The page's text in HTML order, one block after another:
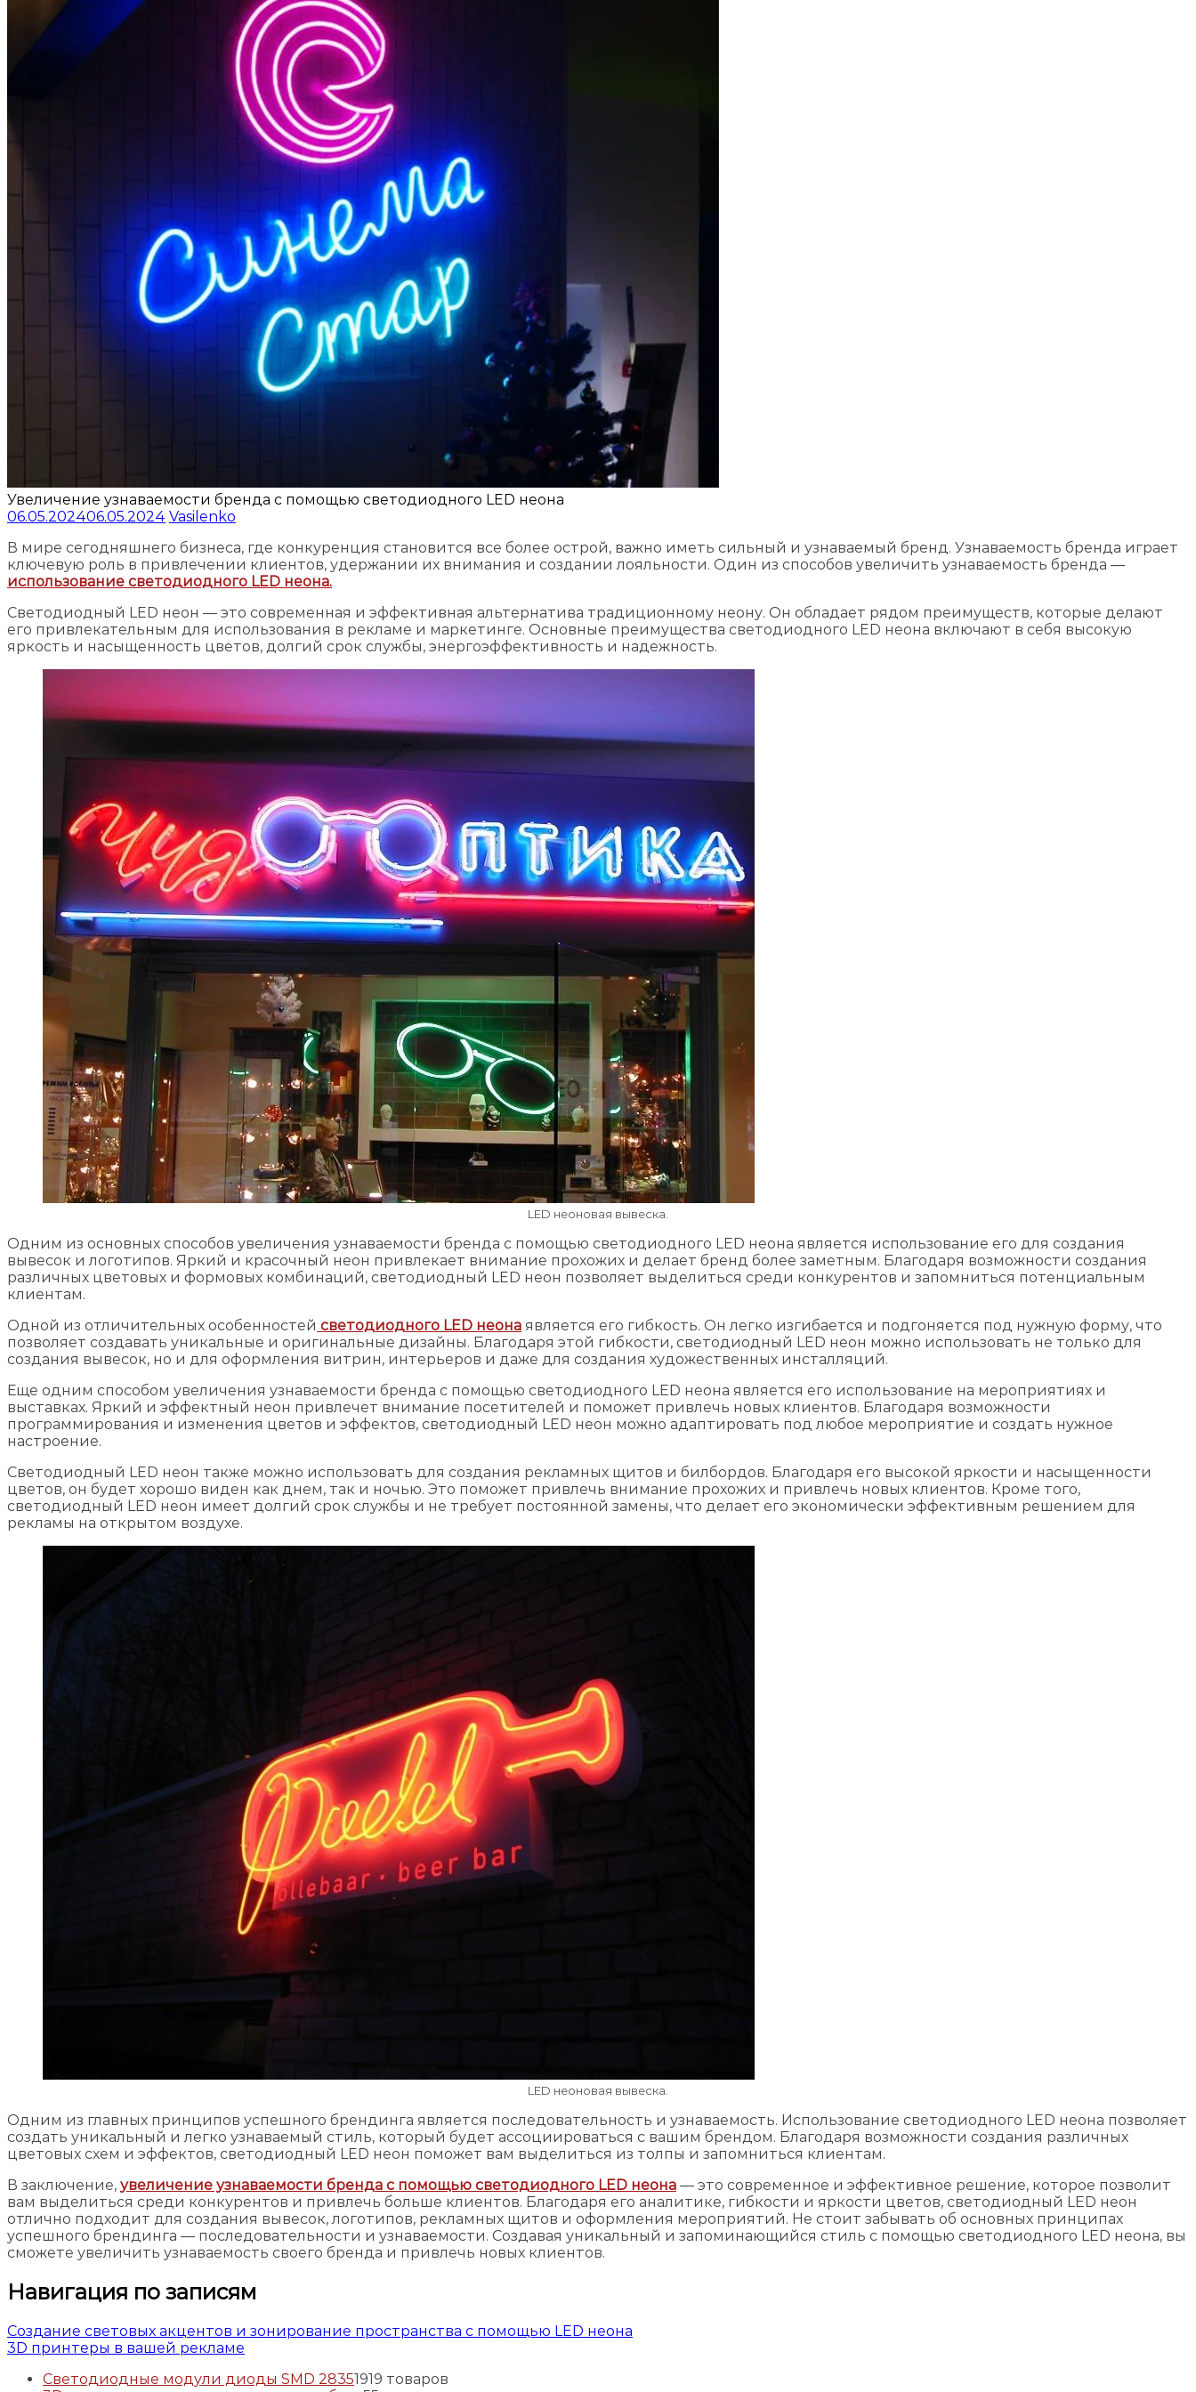
Увеличение узнаваемости бренда с помощью светодиодного LED неона
06.05.202406.05.2024 Vasilenko
В мире сегодняшнего бизнеса, где конкуренция становится все более острой, важно иметь сильный и узнаваемый бренд. Узнаваемость бренда играет
ключевую роль в привлечении клиентов, удержании их внимания и создании лояльности. Один из способов увеличить узнаваемость бренда —
использование светодиодного LED неона.
Светодиодный LED неон — это современная и эффективная альтернатива традиционному неону. Он обладает рядом преимуществ, которые делают
его привлекательным для использования в рекламе и маркетинге. Основные преимущества светодиодного LED неона включают в себя высокую
яркость и насыщенность цветов, долгий срок службы, энергоэффективность и надежность.
LED неоновая вывеска.
Одним из основных способов увеличения узнаваемости бренда с помощью светодиодного LED неона является использование его для создания
вывесок и логотипов. Яркий и красочный неон привлекает внимание прохожих и делает бренд более заметным. Благодаря возможности создания
различных цветовых и формовых комбинаций, светодиодный LED неон позволяет выделиться среди конкурентов и запомниться потенциальным
клиентам.
Одной из отличительных особенностей светодиодного LED неона является его гибкость. Он легко изгибается и подгоняется под нужную форму, что
позволяет создавать уникальные и оригинальные дизайны. Благодаря этой гибкости, светодиодный LED неон можно использовать не только для
создания вывесок, но и для оформления витрин, интерьеров и даже для создания художественных инсталляций.
Еще одним способом увеличения узнаваемости бренда с помощью светодиодного LED неона является его использование на мероприятиях и
выставках. Яркий и эффектный неон привлечет внимание посетителей и поможет привлечь новых клиентов. Благодаря возможности
программирования и изменения цветов и эффектов, светодиодный LED неон можно адаптировать под любое мероприятие и создать нужное
настроение.
Светодиодный LED неон также можно использовать для создания рекламных щитов и билбордов. Благодаря его высокой яркости и насыщенности
цветов, он будет хорошо виден как днем, так и ночью. Это поможет привлечь внимание прохожих и привлечь новых клиентов. Кроме того,
светодиодный LED неон имеет долгий срок службы и не требует постоянной замены, что делает его экономически эффективным решением для
рекламы на открытом воздухе.
LED неоновая вывеска.
Одним из главных принципов успешного брендинга является последовательность и узнаваемость. Использование светодиодного LED неона позволяет
создать уникальный и легко узнаваемый стиль, который будет ассоциироваться с вашим брендом. Благодаря возможности создания различных
цветовых схем и эффектов, светодиодный LED неон поможет вам выделиться из толпы и запомниться клиентам.
В заключение, увеличение узнаваемости бренда с помощью светодиодного LED неона — это современное и эффективное решение, которое позволит
вам выделиться среди конкурентов и привлечь больше клиентов. Благодаря его аналитике, гибкости и яркости цветов, светодиодный LED неон
отлично подходит для создания вывесок, логотипов, рекламных щитов и оформления мероприятий. Не стоит забывать об основных принципах
успешного брендинга — последовательности и узнаваемости. Создавая уникальный и запоминающийся стиль с помощью светодиодного LED неона, вы
сможете увеличить узнаваемость своего бренда и привлечь новых клиентов.
Навигация по записям
Создание световых акцентов и зонирование пространства с помощью LED неона
3D принтеры в вашей рекламе
Светодиодные модули диоды SMD 28351919 товаров